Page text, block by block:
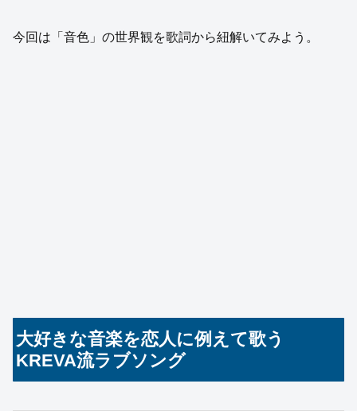
今回は「音色」の世界観を歌詞から紐解いてみよう。
大好きな音楽を恋人に例えて歌う
KREVA流ラブソング